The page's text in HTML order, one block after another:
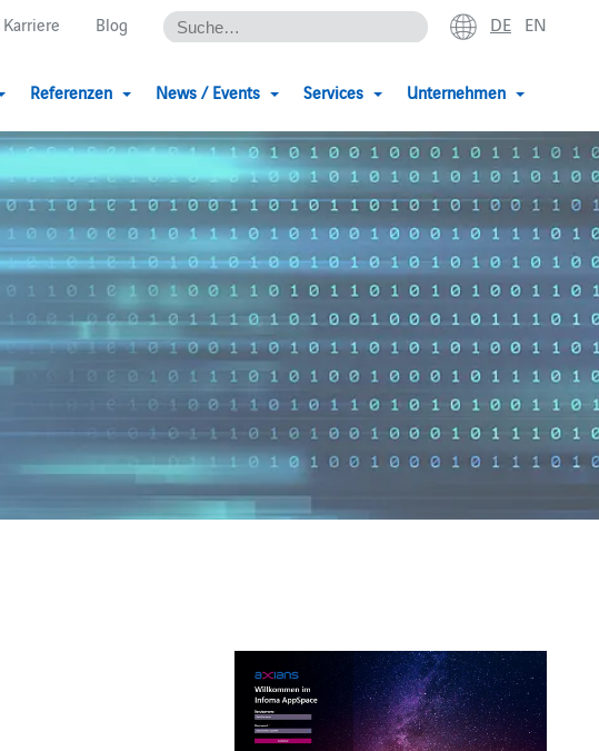
Karriere Blog DE EN
Referenzen News / Events Services Unternehmen